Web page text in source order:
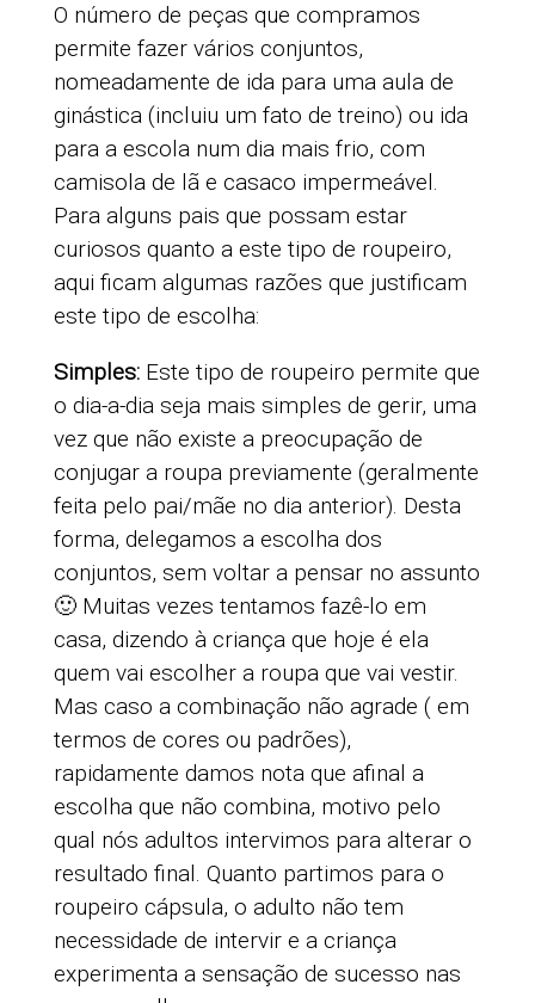
O número de peças que compramos
permite fazer vários conjuntos,
nomeadamente de ida para uma aula de
ginástica (incluiu um fato de treino) ou ida
para a escola num dia mais frio, com
camisola de lã e casaco impermeável.
Para alguns pais que possam estar
curiosos quanto a este tipo de roupeiro,
aqui ficam algumas razões que justificam
este tipo de escolha:
Simples: Este tipo de roupeiro permite que
o dia-a-dia seja mais simples de gerir, uma
vez que não existe a preocupação de
conjugar a roupa previamente (geralmente
feita pelo pai/mãe no dia anterior). Desta
forma, delegamos a escolha dos
conjuntos, sem voltar a pensar no assunto
🙂 Muitas vezes tentamos fazê-lo em
casa, dizendo à criança que hoje é ela
quem vai escolher a roupa que vai vestir.
Mas caso a combinação não agrade ( em
termos de cores ou padrões),
rapidamente damos nota que afinal a
escolha que não combina, motivo pelo
qual nós adultos intervimos para alterar o
resultado final. Quanto partimos para o
roupeiro cápsula, o adulto não tem
necessidade de intervir e a criança
experimenta a sensação de sucesso nas